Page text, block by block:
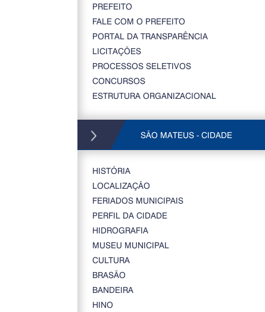
PREFEITO
FALE COM O PREFEITO
PORTAL DA TRANSPARÊNCIA
LICITAÇÕES
PROCESSOS SELETIVOS
CONCURSOS
ESTRUTURA ORGANIZACIONAL
SÃO MATEUS - CIDADE
HISTÓRIA
LOCALIZAÇÃO
FERIADOS MUNICIPAIS
PERFIL DA CIDADE
HIDROGRAFIA
MUSEU MUNICIPAL
CULTURA
BRASÃO
BANDEIRA
HINO